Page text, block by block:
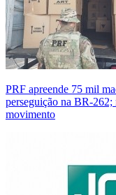
PRF apreende 75 mil
perseguição na BR-
movimento